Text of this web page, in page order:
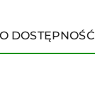
DOSTĘPNOŚĆ